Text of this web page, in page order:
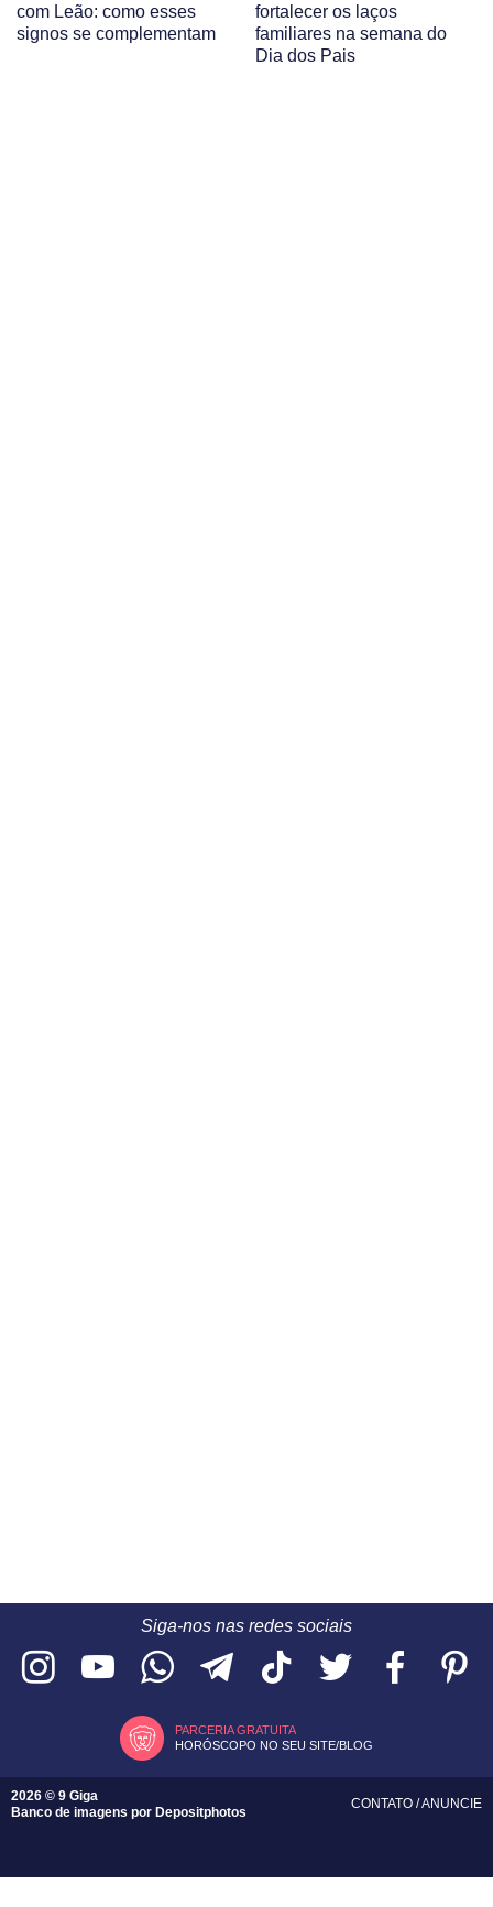
com Leão: como esses
signos se complementam
fortalecer os laços
familiares na semana do
Dia dos Pais
Siga-nos nas redes sociais
PARCERIA GRATUITA
HORÓSCOPO NO SEU SITE/BLOG
2026 © 9 Giga
Banco de imagens por Depositphotos
CONTATO /ANUNCIE